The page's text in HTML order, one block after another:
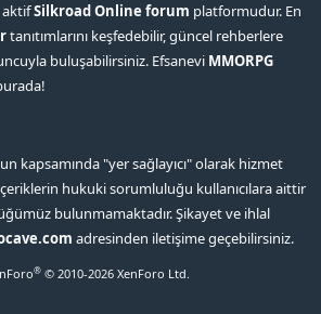
aktifSilkroad Online forum platformudur. En
tanıtımlarını keşfedebilir, güncel rehberlere
buluşabilirsiniz. Efsanevi MMORPG
kapsamında "yer sağlayıcı" olarak hizmet
hukuki sorumluluğu kullanıcılara aittir
bulunmamaktadır. Şikayet ve ihlal
adresinden iletişime geçebilirsiniz.
® © 2010-2026 XenForo Ltd.